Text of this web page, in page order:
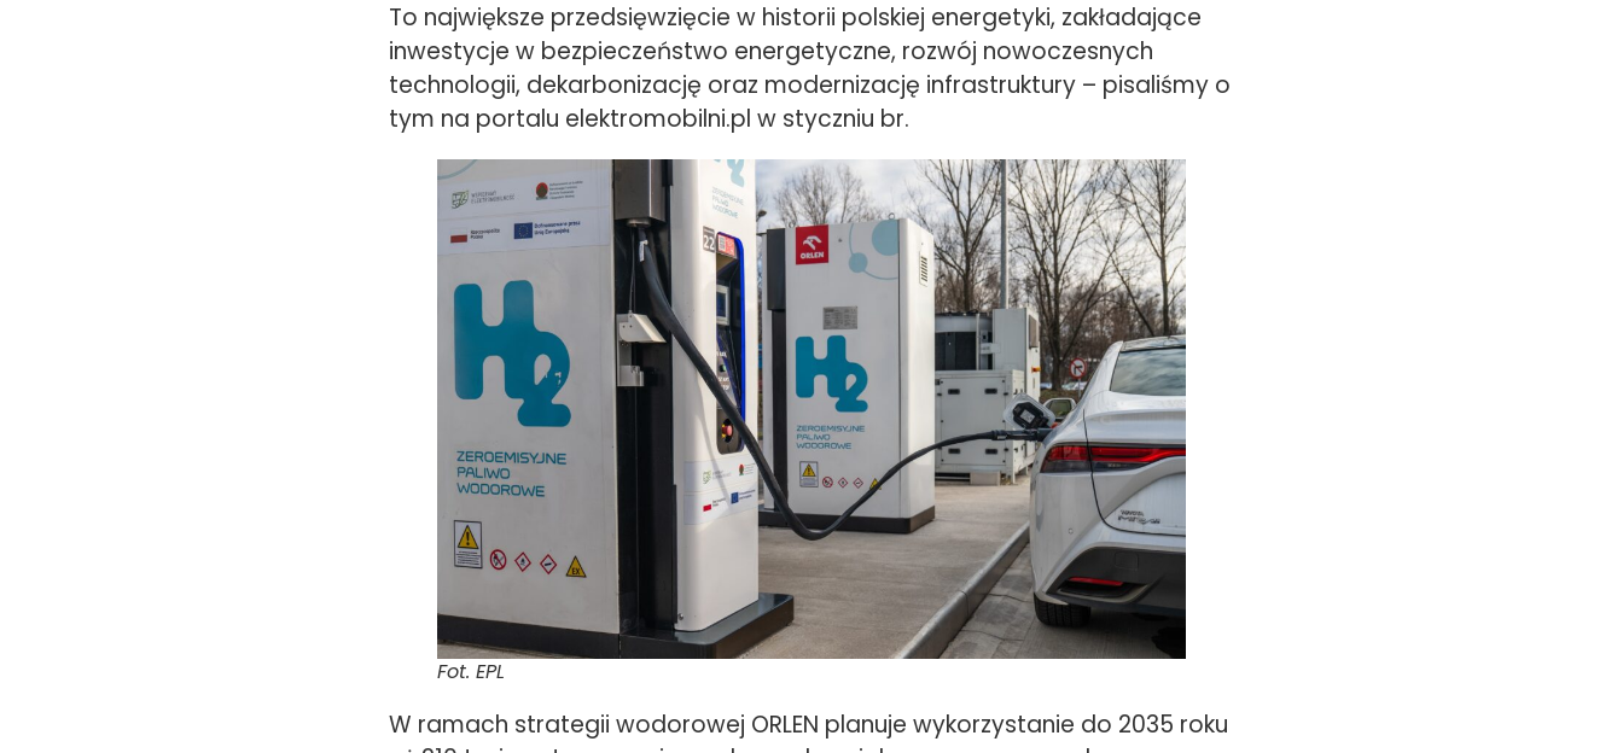
To największe przedsięwzięcie w historii polskiej energetyki, zakładające
inwestycje w bezpieczeństwo energetyczne, rozwój nowoczesnych
technologii, dekarbonizację oraz modernizację infrastruktury – pisaliśmy o
tym na portalu elektromobilni.pl w styczniu br.
Fot. EPL
W ramach strategii wodorowej ORLEN planuje wykorzystanie do 2035 roku